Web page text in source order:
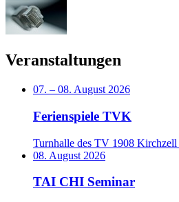
Veranstaltungen
07. – 08. August 2026
Ferienspiele TVK
Turnhalle des TV 1908
08. August 2026
TAI CHI Seminar